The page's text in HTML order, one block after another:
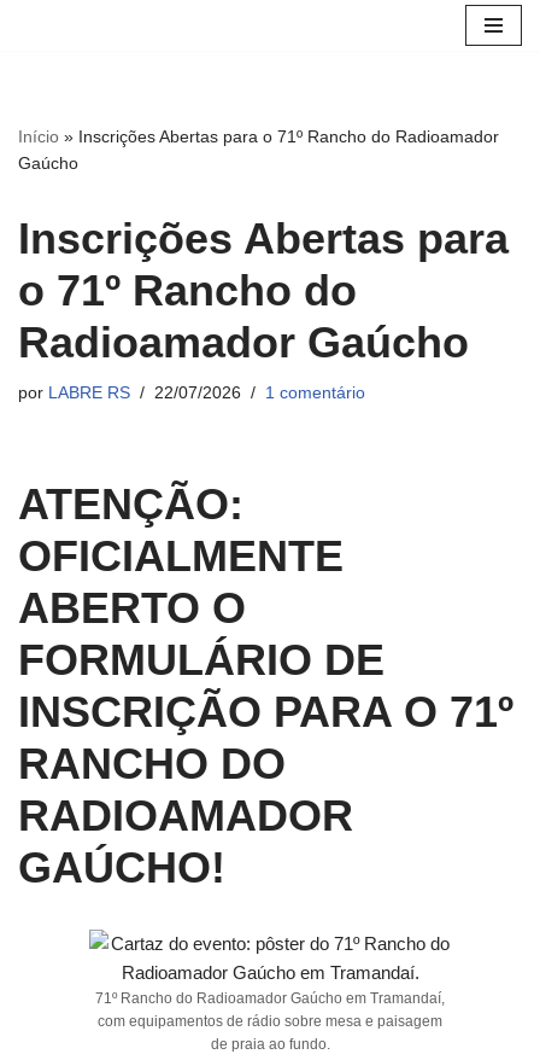
Início » Inscrições Abertas para o 71º Rancho do Radioamador
Gaúcho
Inscrições Abertas para
o 71º Rancho do
Radioamador Gaúcho
por LABRE RS 22/07/2026 1 comentário
ATENÇÃO:
OFICIALMENTE
ABERTO O
FORMULÁRIO DE
INSCRIÇÃO PARA O 71º
RANCHO DO
RADIOAMADOR
GAÚCHO!
71º Rancho do Radioamador Gaúcho em Tramandaí,
com equipamentos de rádio sobre mesa e paisagem
de praia ao fundo.